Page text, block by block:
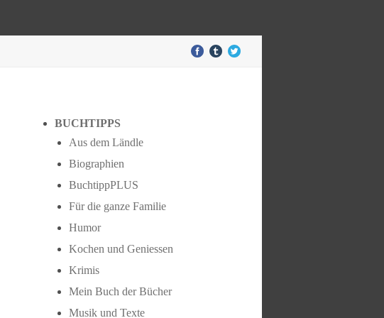
BUCHTIPPS
Aus dem Ländle
Biographien
BuchtippPLUS
Für die ganze Familie
Humor
Kochen und Geniessen
Krimis
Mein Buch der Bücher
Musik und Texte